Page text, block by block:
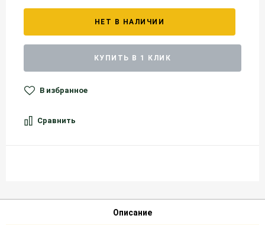
НЕТ В НАЛИЧИИ
КУПИТЬ В 1 КЛИК
В избранное
Сравнить
Описание